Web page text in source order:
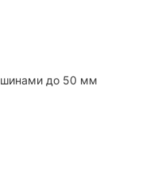
шинами до 50 мм